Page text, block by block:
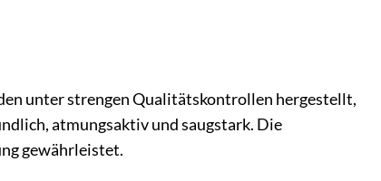
unter strengen Qualitätskontrollen hergestellt,
atmungsaktiv und saugstark. Die
gewährleistet.